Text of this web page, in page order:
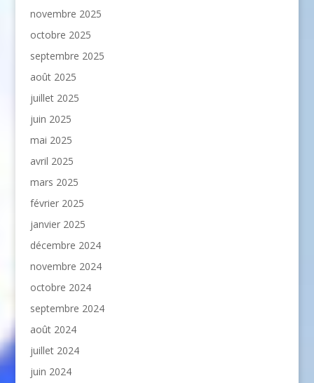
novembre 2025
octobre 2025
septembre 2025
août 2025
juillet 2025
juin 2025
mai 2025
avril 2025
mars 2025
février 2025
janvier 2025
décembre 2024
novembre 2024
octobre 2024
septembre 2024
août 2024
juillet 2024
juin 2024